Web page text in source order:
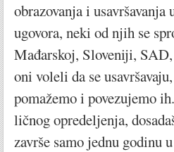
obrazovanja i
ugovora, neki od njih se
Mađarskoj, Sloveniji,
oni voleli da se
pomažemo i povezujemo
ličnog opredeljenja,
završe samo jednu godinu